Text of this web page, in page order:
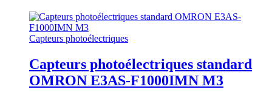
Capteurs photoélectriques
Capteurs photoélectriques standard
OMRON E3AS-F1000IMN M3